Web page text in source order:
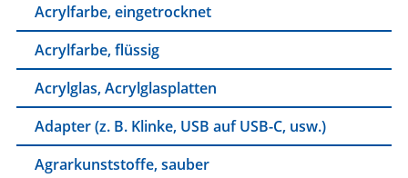
Acrylfarbe, eingetrocknet
Acrylfarbe, flüssig
Acrylglas, Acrylglasplatten
Adapter (z. B. Klinke, USB auf USB-C, usw.)
Agrarkunststoffe, sauber